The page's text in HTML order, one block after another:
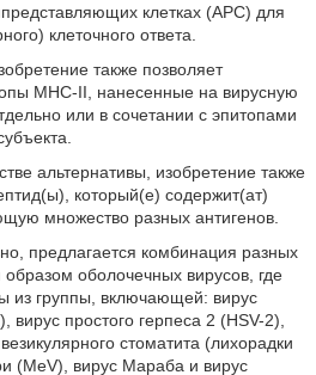
клетках (APC) для
клеточного ответа.
также позволяет
MHC-II, нанесенные на вирусную
или в сочетании с эпитопами
альтернативы, изобретение также
который(е) содержит(ат)
множество разных антигенов.
предлагается комбинация разных
оболочечных вирусов, где
из группы, включающей: вирус
вирус простого герпеса 2 (HSV-2),
стоматита (лихорадки
(MeV), вирус Мараба и вирус